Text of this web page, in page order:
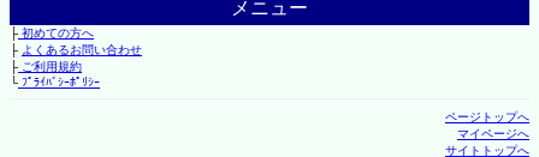
メニュー
├初めての方へ
├ よくあるお問い合わせ
├ご利用規約
└ﾌﾟﾗｲﾊﾞｼｰﾎﾟﾘｼｰ
ページトップへ
マイページへ
サイトトップへ